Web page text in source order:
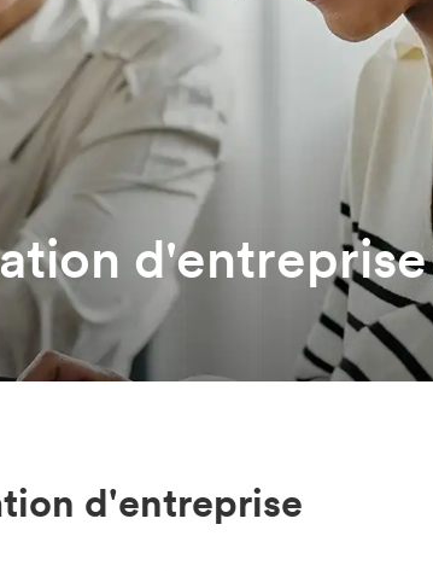
d'entreprise
d'entreprise